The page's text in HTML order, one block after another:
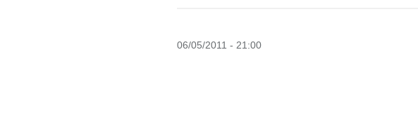
06/05/2011 - 21:00